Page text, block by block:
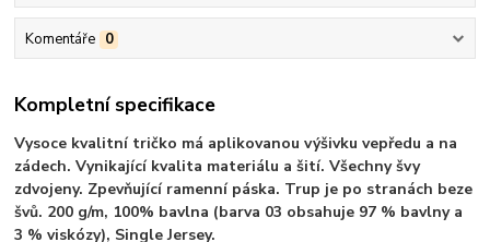
Komentáře 0
Kompletní specifikace
Vysoce kvalitní tričko má aplikovanou výšivku vepředu a na
zádech. Vynikající kvalita materiálu a šití. Všechny švy
zdvojeny. Zpevňující ramenní páska. Trup je po stranách beze
švů. 200 g/m, 100% bavlna (barva 03 obsahuje 97 % bavlny a
3 % viskózy), Single Jersey.